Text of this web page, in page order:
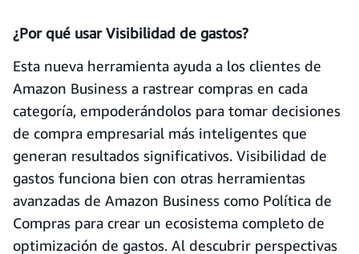
¿Por qué usar Visibilidad de gastos?
Esta nueva herramienta ayuda a los clientes de
Amazon Business a rastrear compras en cada
categoría, empoderándolos para tomar decisiones
de compra empresarial más inteligentes que
generan resultados significativos. Visibilidad de
gastos funciona bien con otras herramientas
avanzadas de Amazon Business como Política de
Compras para crear un ecosistema completo de
optimización de gastos. Al descubrir perspectivas